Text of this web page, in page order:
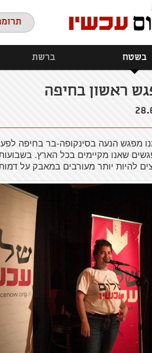
בשטח ברשת
ראשון בחיפה
מפגש הנעה בסינקופה-בר בחיפה
שאנו מקיימים בכל הארץ.
להיות יותר מעורבים במאבק על